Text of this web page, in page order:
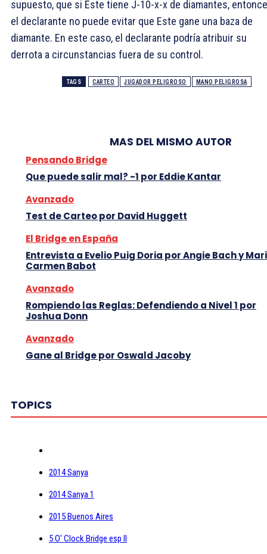
supuesto, que si Este tiene J-10-x-x de diamantes,
el declarante no puede evitar que Este gane una baza de
diamante. En este caso, el declarante podría atribuir su
derrota a circunstancias fuera de su control.
TAGS CARTEO JUGADOR PELIGROSO MANO PELIGROSA
MAS DEL MISMO AUTOR
Pensando Bridge
Que puede salir mal? -1 por Eddie Kantar
Avanzado
Test de Carteo por David Huggett
El Bridge en España
Entrevista a Evelio Puig Doria por Angie Bach y Mari
Carmen Babot
Avanzado
Rompiendo las Reglas: Defendiendo a Nivel 1 por
Joshua Donn
Avanzado
Gane al Bridge por Oswald Jacoby
TOPICS
2014 Sanya
2014 Sanya 1
2015 Buenos Aires
5 O' Clock Bridge esp II